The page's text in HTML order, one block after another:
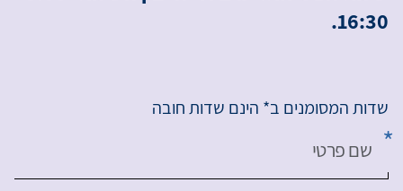
16:30.
שדות המסומנים ב* הינם שדות חובה
שם פרטי